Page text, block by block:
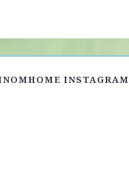
INSTAGRAM